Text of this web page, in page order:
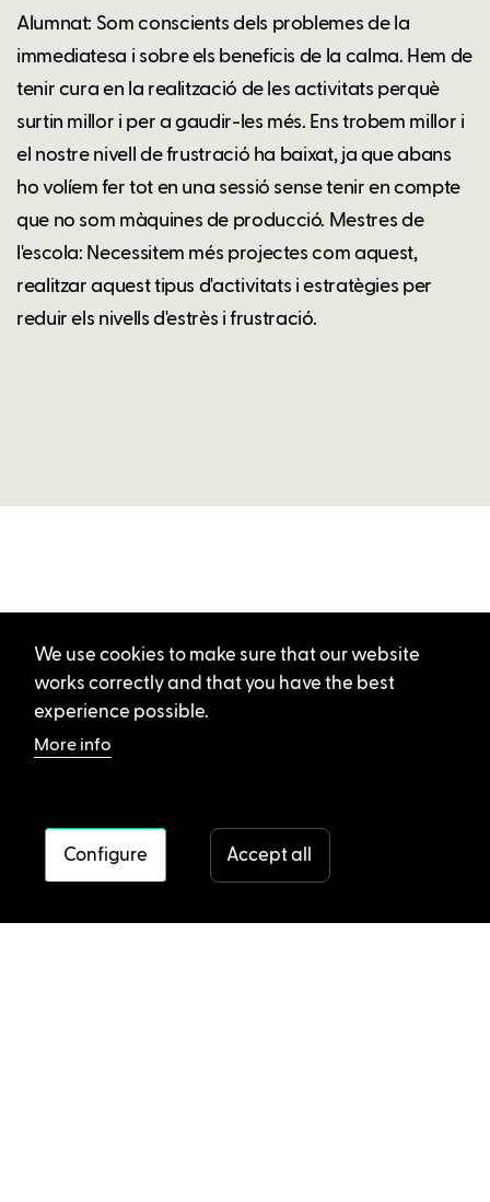
Alumnat: Som conscients dels problemes de la
immediatesa i sobre els beneficis de la calma. Hem de
tenir cura en la realització de les activitats perquè
surtin millor i per a gaudir-les més. Ens trobem millor i
el nostre nivell de frustració ha baixat, ja que abans
ho volíem fer tot en una sessió sense tenir en compte
que no som màquines de producció. Mestres de
l'escola: Necessitem més projectes com aquest,
realitzar aquest tipus d'activitats i estratègies per
reduir els nivells d'estrès i frustració.
We use cookies to make sure that our website
works correctly and that you have the best
experience possible.
More info
Configure Accept all